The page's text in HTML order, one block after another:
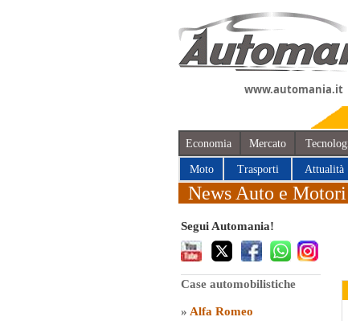
www.automania.it
Economia Mercato
Moto Trasporti Attualità
News Auto e Motori
Segui Automania!
Case automobilistiche
» Alfa Romeo